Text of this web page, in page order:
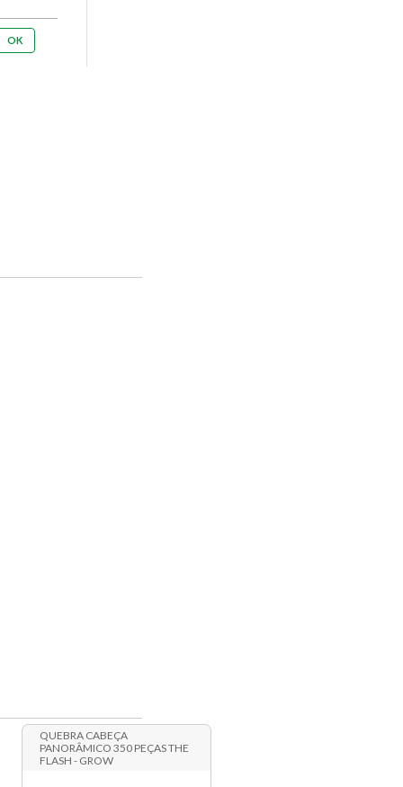
QUEBRA CABEÇA
PANORÂMICO 350 PEÇAS THE
FLASH - GROW